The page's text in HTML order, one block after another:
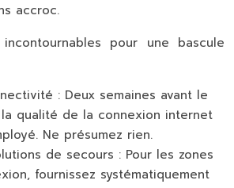
accroc.
pour une bascule
: Deux semaines avant le
la qualité de la connexion internet
Ne présumez rien.
de secours : Pour les zones
fournissez systématiquement